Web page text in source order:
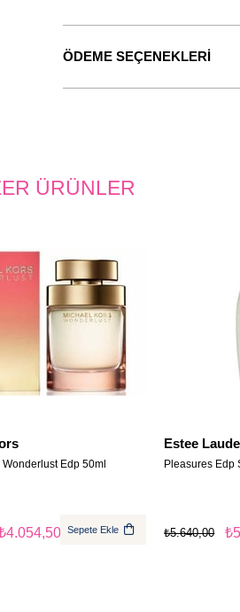
ÖDEME SEÇENEKLERI
ÜRÜNLER
Edp 50ml
Sepete Ekle
Estee
Pleasures Edp
₺5.640,00